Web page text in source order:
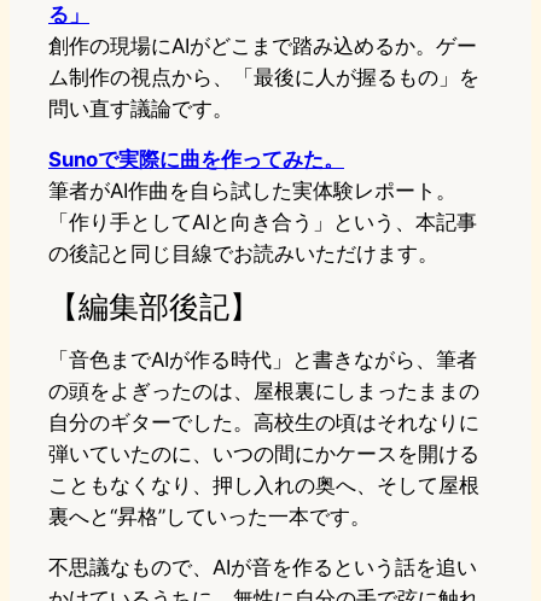
る」
創作の現場にAIがどこまで踏み込めるか。ゲー
ム制作の視点から、「最後に人が握るもの」を
問い直す議論です。
Sunoで実際に曲を作ってみた。
筆者がAI作曲を自ら試した実体験レポート。
「作り手としてAIと向き合う」という、本記事
の後記と同じ目線でお読みいただけます。
【編集部後記】
「音色までAIが作る時代」と書きながら、筆者
の頭をよぎったのは、屋根裏にしまったままの
自分のギターでした。高校生の頃はそれなりに
弾いていたのに、いつの間にかケースを開ける
こともなくなり、押し入れの奥へ、そして屋根
裏へと“昇格”していった一本です。
不思議なもので、AIが音を作るという話を追い